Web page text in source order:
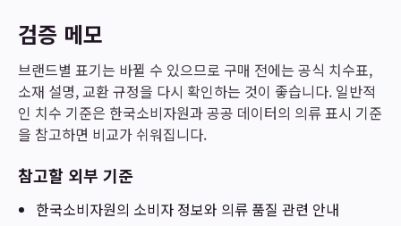
검증 메모
브랜드별 표기는 바뀔 수 있으므로 구매 전에는 공식 치수표,
소재 설명, 교환 규정을 다시 확인하는 것이 좋습니다. 일반적
인 치수 기준은 한국소비자원과 공공 데이터의 의류 표시 기준
을 참고하면 비교가 쉬워집니다.
참고할 외부 기준
한국소비자원의 소비자 정보와 의류 품질 관련 안내